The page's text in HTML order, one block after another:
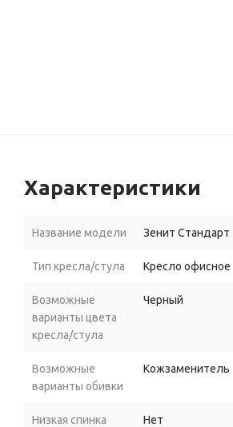
Характеристики
Название модели Зенит Стандарт
Тип кресла/стула Кресло офисное
Возможные
варианты цвета
кресла/стула
Черный
Возможные
варианты обивки
Кожзаменитель
Низкая спинка Нет